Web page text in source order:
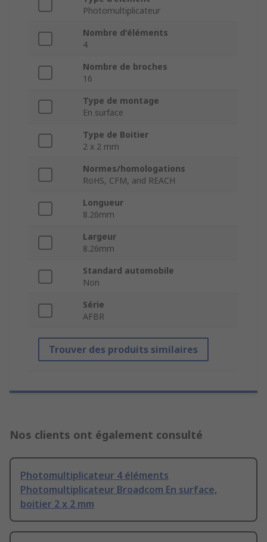
Photomultiplicateur
Nombre d'éléments
4
Nombre de broches
16
Type de montage
En surface
Type de Boitier
2 x 2 mm
Normes/homologations
RoHS, CFM, and REACH
Longueur
8.26mm
Largeur
8.26mm
Standard automobile
Non
Série
AFBR
Trouver des produits similaires
Nos clients ont également consulté
Photomultiplicateur 4 éléments
Photomultiplicateur Broadcom En surface,
boitier 2 x 2 mm